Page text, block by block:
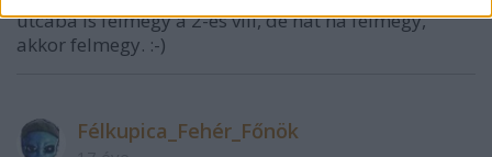
utcába is felmegy a 2-es vili, de hát ha felmegy,
akkor felmegy. :-)
Félkupica_Fehér_Főnök